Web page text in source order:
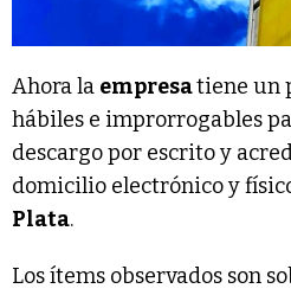
Ahora la empresatiene un
hábiles e improrrogables
descargo por escrito y
domicilio electrónico y
Plata.
Los ítems observados son